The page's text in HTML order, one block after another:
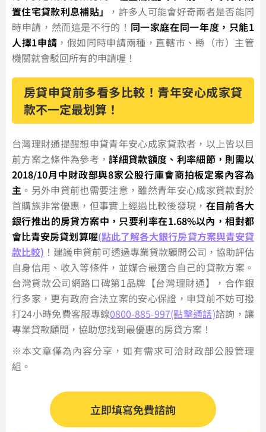
置住宅貸款利息補貼」
，許多人可能會好奇兩者是否能同
時申請，然而這是不行的！ 同一家庭在同一年度，只能1
人擇1申請 ，假如同時申請兩種，直轄市、縣（市）主管
機關就會駁回所有的申請喔！
房貸申貸前多看多比較！青年安心成家貸
款不一定最划算！
台灣理財通提醒想申貸青年安心成家貸款者，以上皆以目
前方案之條件為參考，詳細貸款額度、利率細節，則需以
2018/10月中財政部與8家公股行庫會商拍板定案內容為
主 。另外申貸前也需要注意，雖然青年安心成家貸款對於
首購族非常優惠，但事實上經過比較後發現， 在目前各大
銀行推出的房貸方案中，只要利率在1.68%以內，相對都
會比青安房貸划算喔(點此了解各大銀行房貸方案與青安貸
款比較) ！建議申貸前可透過專業貸款顧問公司，協助評估
自身信用、收入等條件，並媒合最適合自己的貸款方案。
台灣貸款公司網路口碑第1品牌【台灣理財通】，合作銀
行多家，更有政府合法立案的安心保證，申貸前不妨可撥
打24小時免費客服專線0800-885-997(點擊通話)諮詢，讓
專業貸款顧問，協助您找到最優惠的房貸方案！
※本文章僅為內容分享，如有需求可洽財政部公股管理
組。
立即填寫免費諮詢